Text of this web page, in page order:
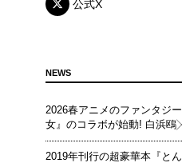
公式X
NEWS
2026春アニメのファンタジ
女』のコラボが始動! 白浜
2019年刊行の超豪華本『と